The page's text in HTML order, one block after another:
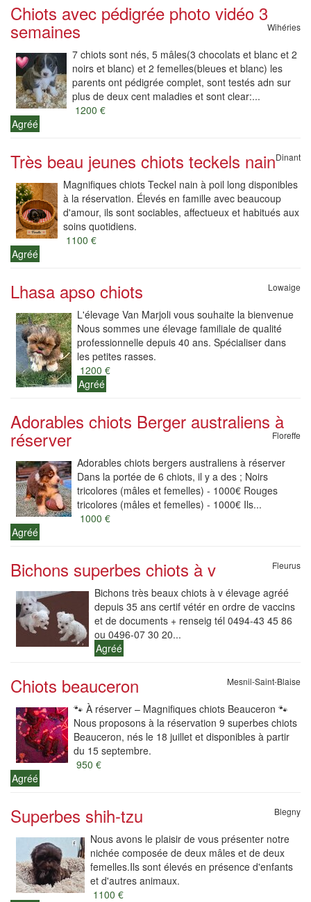
Chiots avec pédigrée photo vidéo 3
semaines Wihéries
7 chiots sont nés, 5 mâles(3 chocolats et blanc et 2
noirs et blanc) et 2 femelles(bleues et blanc) les
parents ont pédigrée complet, sont testés adn sur
plus de deux cent maladies et sont clear:...
1200 €
Agréé
Très beau jeunes chiots teckels nainDinant
Magnifiques chiots Teckel nain à poil long disponibles
à la réservation. Élevés en famille avec beaucoup
d'amour, ils sont sociables, affectueux et habitués aux
soins quotidiens.
1100 €
Agréé
Lhasa apso chiots Lowaige
L'élevage Van Marjoli vous souhaite la bienvenue
Nous sommes une élevage familiale de qualité
professionnelle depuis 40 ans. Spécialiser dans
les petites rasses.
1200 €
Agréé
Adorables chiots Berger australiens à
réserver Floreffe
Adorables chiots bergers australiens à réserver
Dans la portée de 6 chiots, il y a des ; Noirs
tricolores (mâles et femelles) - 1000€ Rouges
tricolores (mâles et femelles) - 1000€ Ils...
1000 €
Agréé
Bichons superbes chiots à v Fleurus
Bichons très beaux chiots à v élevage agréé
depuis 35 ans certif vétér en ordre de vaccins
et de documents + renseig tél 0494-43 45 86
ou 0496-07 30 20...
Agréé
Chiots beauceron Mesnil-Saint-Blaise
🐾 À réserver – Magnifiques chiots Beauceron 🐾
Nous proposons à la réservation 9 superbes chiots
Beauceron, nés le 18 juillet et disponibles à partir
du 15 septembre.
950 €
Agréé
Superbes shih-tzu Blegny
Nous avons le plaisir de vous présenter notre
nichée composée de deux mâles et de deux
femelles.Ils sont élevés en présence d'enfants
et d'autres animaux.
1100 €